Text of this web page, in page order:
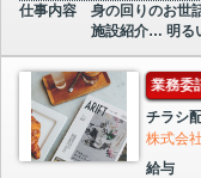
仕事内容
身の回りのお世
施設紹介… 明る
業務委
チラシ
株式会
給与